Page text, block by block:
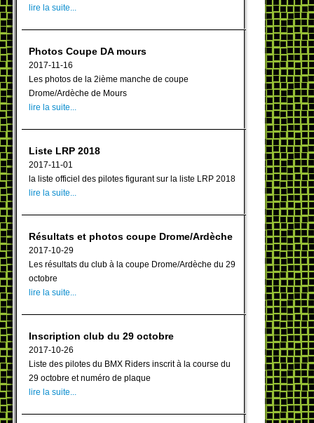
lire la suite...
Photos Coupe DA mours
2017-11-16
Les photos de la 2ième manche de coupe
Drome/Ardèche de Mours
lire la suite...
Liste LRP 2018
2017-11-01
la liste officiel des pilotes figurant sur la liste LRP 2018
lire la suite...
Résultats et photos coupe Drome/Ardèche
2017-10-29
Les résultats du club à la coupe Drome/Ardèche du 29
octobre
lire la suite...
Inscription club du 29 octobre
2017-10-26
Liste des pilotes du BMX Riders inscrit à la course du
29 octobre et numéro de plaque
lire la suite...